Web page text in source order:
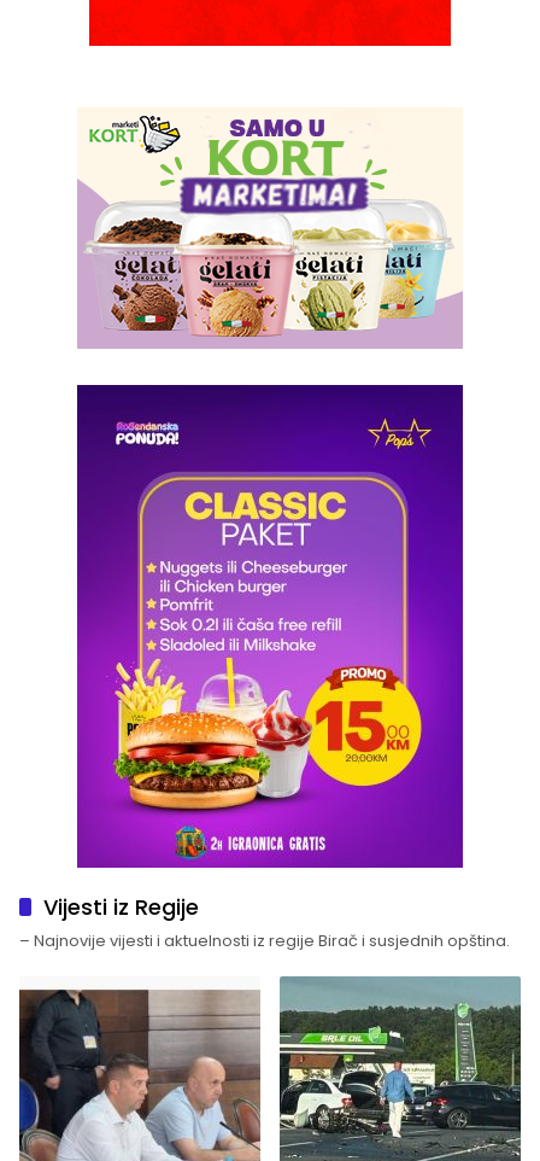
Vijesti iz Regije
– Najnovije vijesti i aktuelnosti iz regije Birač i susjednih opština.